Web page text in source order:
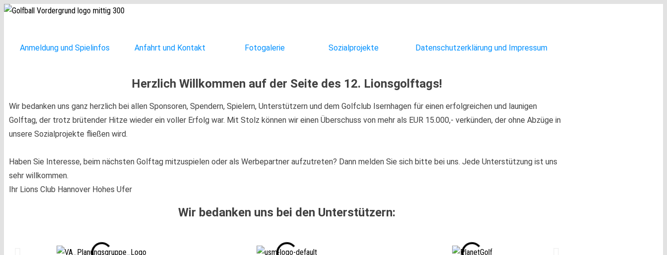
Lions
Anmeldung und Spielinfos Anfahrt und Kontakt Fotogalerie Sozialprojekte Datenschutzerklärung und Impressum
Herzlich Willkommen auf der Seite des 12. Lionsgolftags!
Wir bedanken uns ganz herzlich bei allen Sponsoren, Spendern, Spielern, Unterstützern und dem Golfclub Isernhagen für einen erfolgreichen und launigen
Golftag, der trotz brütender Hitze wieder ein voller Erfolg war. Mit Stolz können wir einen Überschuss von mehr als EUR 15.000,- verkünden, der ohne Abzüge in
unsere Sozialprojekte fließen wird.
Haben Sie Interesse, beim nächsten Golftag mitzuspielen oder als Werbepartner aufzutreten? Dann melden Sie sich bitte bei uns. Jede Unterstützung ist uns
sehr willkommen.
Ihr Lions Club Hannover Hohes Ufer
Wir bedanken uns bei den Unterstützern: